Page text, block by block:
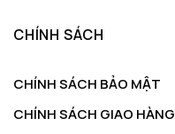
CHÍNH SÁCH
CHÍNH SÁCH BẢO MẬT
CHÍNH SÁCH GIAO HÀNG